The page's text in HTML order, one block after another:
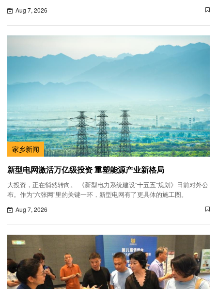
Aug 7, 2026
家乡新闻
新型电网激活万亿级投资 重塑能源产业新格局
大投资，正在悄然转向。 《新型电力系统建设“十五五”规划》日前对外公
布。作为“六张网”里的关键一环，新型电网有了更具体的施工图。
Aug 7, 2026